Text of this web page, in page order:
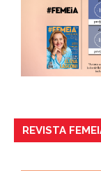
REVISTA